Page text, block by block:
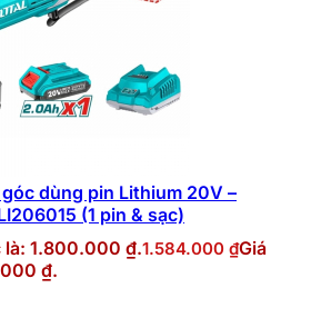
dùng pin Lithium 20V –
(1 pin & sạc)
là: 1.800.000 ₫.1.584.000 ₫Giá
₫.